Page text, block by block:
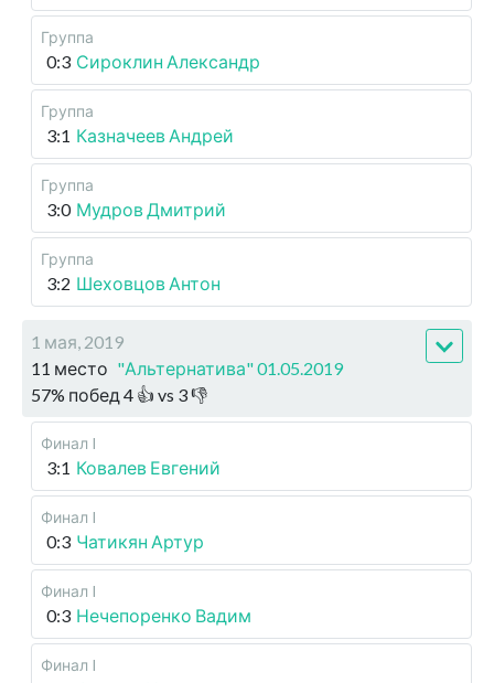
Группа
0:3 Сироклин Александр
Группа
3:1 Казначеев Андрей
Группа
3:0 Мудров Дмитрий
Группа
3:2 Шеховцов Антон
1 мая, 2019
11 место "Альтернатива" 01.05.2019
57% побед 4 👍 vs 3👎
Финал I
3:1 Ковалев Евгений
Финал I
0:3 Чатикян Артур
Финал I
0:3 Нечепоренко Вадим
Финал I